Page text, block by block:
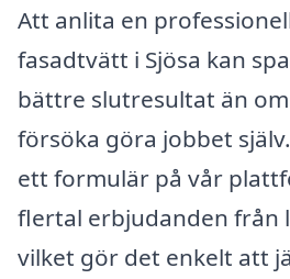
Att anlita en
fasadtvätt i Sjösa kan
bättre slutresultat än
försöka göra jobbet
ett formulär på vår
flertal erbjudanden från
vilket gör det enkelt att